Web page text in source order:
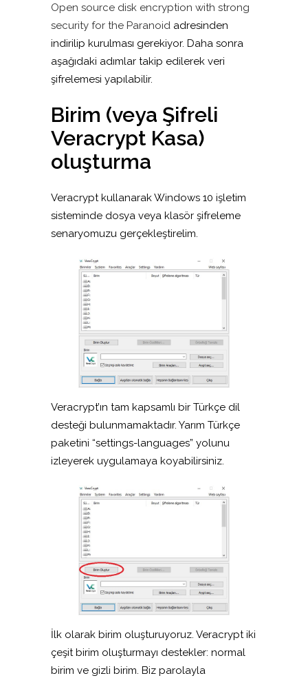
Open source disk encryption with strong
security for the Paranoid adresinden
indirilip kurulması gerekiyor. Daha sonra
aşağıdaki adımlar takip edilerek veri
şifrelemesi yapılabilir.
Birim (veya Şifreli
Veracrypt Kasa)
oluşturma
Veracrypt kullanarak Windows 10 işletim
sisteminde dosya veya klasör şifreleme
senaryomuzu gerçekleştirelim.
Veracrypt’ın tam kapsamlı bir Türkçe dil
desteği bulunmamaktadır. Yarım Türkçe
paketini “settings-languages” yolunu
izleyerek uygulamaya koyabilirsiniz.
İlk olarak birim oluşturuyoruz. Veracrypt iki
çeşit birim oluşturmayı destekler: normal
birim ve gizli birim. Biz parolayla